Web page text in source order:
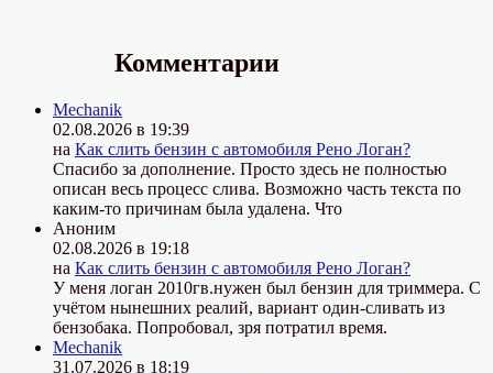
Комментарии
Mechanik
02.08.2026 в 19:39
на Как слить бензин с автомобиля Рено Логан?
Спасибо за дополнение. Просто здесь не полностью
описан весь процесс слива. Возможно часть текста по
каким-то причинам была удалена. Что
Аноним
02.08.2026 в 19:18
на Как слить бензин с автомобиля Рено Логан?
У меня логан 2010гв.нужен был бензин для триммера. С
учётом нынешних реалий, вариант один-сливать из
бензобака. Попробовал, зря потратил время.
Mechanik
31.07.2026 в 18:19